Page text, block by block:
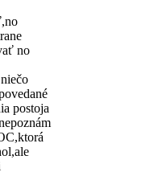
no
postoja